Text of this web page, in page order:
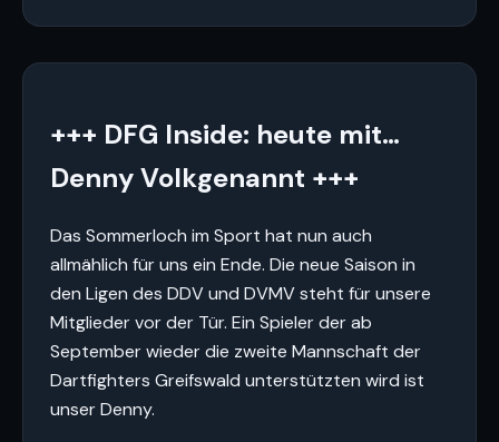
+++ DFG Inside: heute mit…
Denny Volkgenannt +++
Das Sommerloch im Sport hat nun auch
allmählich für uns ein Ende. Die neue Saison in
den Ligen des DDV und DVMV steht für unsere
Mitglieder vor der Tür. Ein Spieler der ab
September wieder die zweite Mannschaft der
Dartfighters Greifswald unterstützten wird ist
unser Denny.